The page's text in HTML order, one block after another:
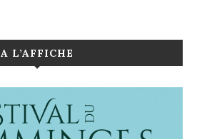
A L’AFFICHE